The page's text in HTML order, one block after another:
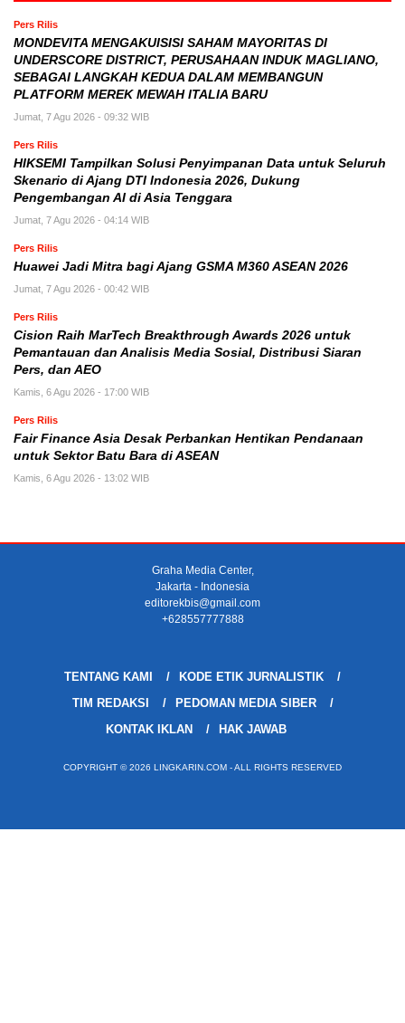
Pers Rilis
MONDEVITA MENGAKUISISI SAHAM MAYORITAS DI
UNDERSCORE DISTRICT, PERUSAHAAN INDUK MAGLIANO,
SEBAGAI LANGKAH KEDUA DALAM MEMBANGUN
PLATFORM MEREK MEWAH ITALIA BARU
Jumat, 7 Agu 2026 - 09:32 WIB
Pers Rilis
HIKSEMI Tampilkan Solusi Penyimpanan Data untuk Seluruh
Skenario di Ajang DTI Indonesia 2026, Dukung
Pengembangan AI di Asia Tenggara
Jumat, 7 Agu 2026 - 04:14 WIB
Pers Rilis
Huawei Jadi Mitra bagi Ajang GSMA M360 ASEAN 2026
Jumat, 7 Agu 2026 - 00:42 WIB
Pers Rilis
Cision Raih MarTech Breakthrough Awards 2026 untuk
Pemantauan dan Analisis Media Sosial, Distribusi Siaran
Pers, dan AEO
Kamis, 6 Agu 2026 - 17:00 WIB
Pers Rilis
Fair Finance Asia Desak Perbankan Hentikan Pendanaan
untuk Sektor Batu Bara di ASEAN
Kamis, 6 Agu 2026 - 13:02 WIB
Graha Media Center,
Jakarta - Indonesia
editorekbis@gmail.com
+628557777888
TENTANG KAMI
KODE ETIK JURNALISTIK
TIM REDAKSI
PEDOMAN MEDIA SIBER
KONTAK IKLAN
HAK JAWAB
COPYRIGHT © 2026 LINGKARIN.COM - ALL RIGHTS RESERVED